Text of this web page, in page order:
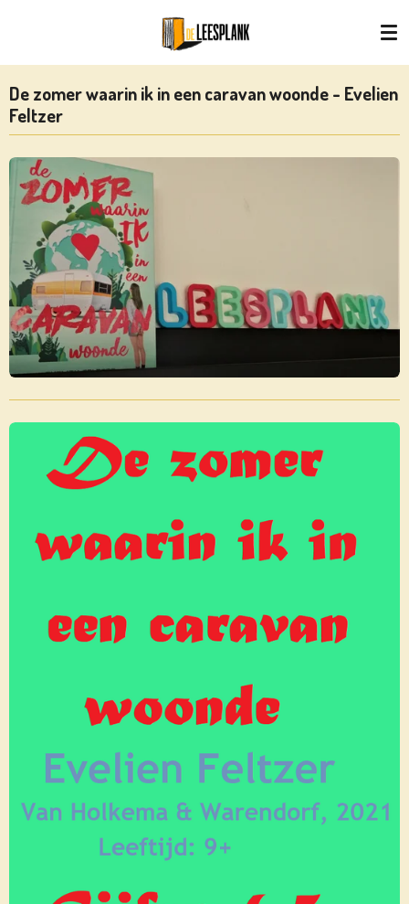
naar
de
hoofdinhoud
De zomer waarin ik in een caravan woonde - Evelien
Feltzer